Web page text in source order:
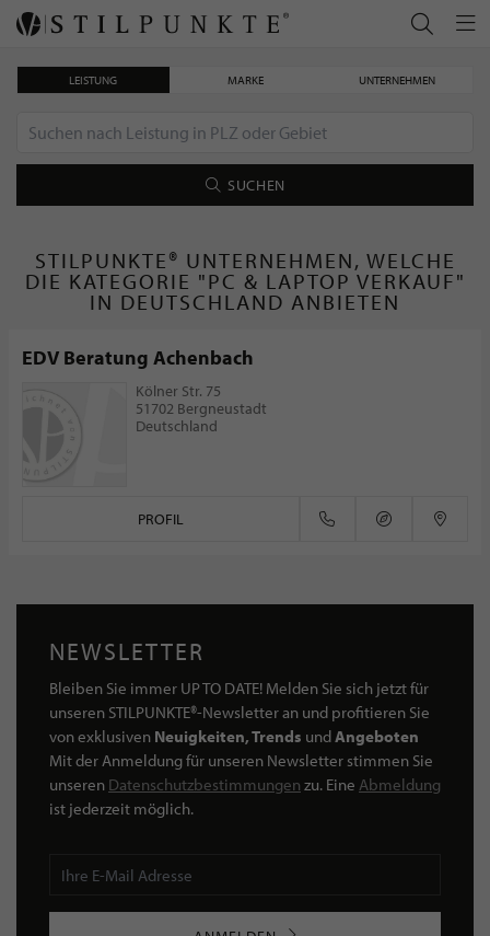
LEISTUNG MARKE UNTERNEHMEN
SUCHEN
STILPUNKTE® UNTERNEHMEN, WELCHE
DIE KATEGORIE "PC & LAPTOP VERKAUF"
IN DEUTSCHLAND ANBIETEN
EDV Beratung Achenbach
Kölner Str. 75
51702 Bergneustadt
Deutschland
PROFIL
NEWSLETTER
Bleiben Sie immer UP TO DATE! Melden Sie sich jetzt für
unseren STILPUNKTE®-Newsletter an und profitieren Sie
von exklusiven Neuigkeiten, Trends undAngeboten
Mit der Anmeldung für unseren Newsletter stimmen Sie
unseren Datenschutzbestimmungen zu. Eine Abmeldung
ist jederzeit möglich.